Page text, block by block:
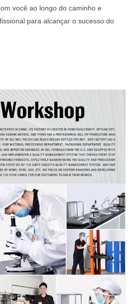
você ao longo do caminho e
para alcançar o sucesso do